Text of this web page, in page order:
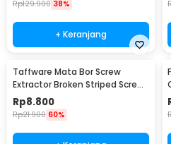
Rp129.900 38%
+ Keranjang
Taffware Mata Bor Screw
Extractor Broken Striped Screw
Remover 4 PCS - S2
Rp8.800
Rp21.900 60%